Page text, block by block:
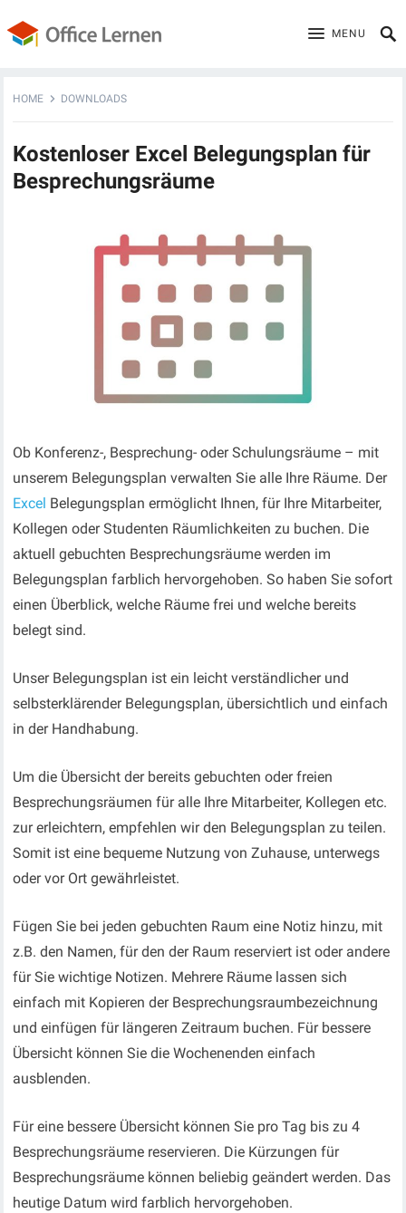
MENU
HOME DOWNLOADS
Kostenloser Excel Belegungsplan für
Besprechungsräume
Ob Konferenz-, Besprechung- oder Schulungsräume – mit
unserem Belegungsplan verwalten Sie alle Ihre Räume. Der
Excel Belegungsplan ermöglicht Ihnen, für Ihre Mitarbeiter,
Kollegen oder Studenten Räumlichkeiten zu buchen. Die
aktuell gebuchten Besprechungsräume werden im
Belegungsplan farblich hervorgehoben. So haben Sie sofort
einen Überblick, welche Räume frei und welche bereits
belegt sind.
Unser Belegungsplan ist ein leicht verständlicher und
selbsterklärender Belegungsplan, übersichtlich und einfach
in der Handhabung.
Um die Übersicht der bereits gebuchten oder freien
Besprechungsräumen für alle Ihre Mitarbeiter, Kollegen etc.
zur erleichtern, empfehlen wir den Belegungsplan zu teilen.
Somit ist eine bequeme Nutzung von Zuhause, unterwegs
oder vor Ort gewährleistet.
Fügen Sie bei jeden gebuchten Raum eine Notiz hinzu, mit
z.B. den Namen, für den der Raum reserviert ist oder andere
für Sie wichtige Notizen. Mehrere Räume lassen sich
einfach mit Kopieren der Besprechungsraumbezeichnung
und einfügen für längeren Zeitraum buchen. Für bessere
Übersicht können Sie die Wochenenden einfach
ausblenden.
Für eine bessere Übersicht können Sie pro Tag bis zu 4
Besprechungsräume reservieren. Die Kürzungen für
Besprechungsräume können beliebig geändert werden. Das
heutige Datum wird farblich hervorgehoben.